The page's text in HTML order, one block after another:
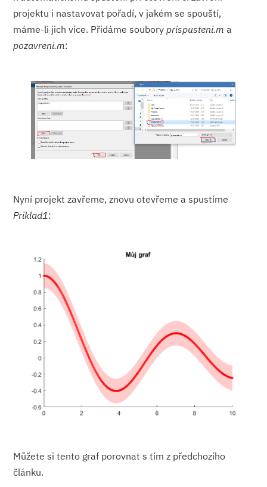
projektu i nastavovat pořadí, v jakém se spouští,
máme-li jich více. Přidáme souboryprispusteni.m a
pozavreni.m:
Nyní projekt zavřeme, znovu otevřeme a spustíme
Priklad1:
Můžete si tento graf porovnat s tím z předchozího
článku.